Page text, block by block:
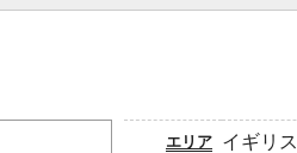
エリア イギリス